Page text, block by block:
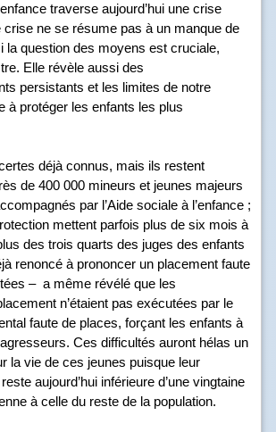
traverse aujourd’hui une crise
crise ne se résume pas à un manque de
la question des moyens est cruciale,
Elle révèle aussi des
persistants et les limites de notre
à protéger les enfants les plus
déjà connus, mais ils restent
de 400 000 mineurs et jeunes majeurs
par l’Aide sociale à l’enfance ;
mettent parfois plus de six mois à
des trois quarts des juges des enfants
renoncé à prononcer un placement faute
– a même révélé que les
n’étaient pas exécutées par le
faute de places, forçant les enfants à
Ces difficultés auront hélas un
la vie de ces jeunes puisque leur
aujourd’hui inférieure d’une vingtaine
à celle du reste de la population.